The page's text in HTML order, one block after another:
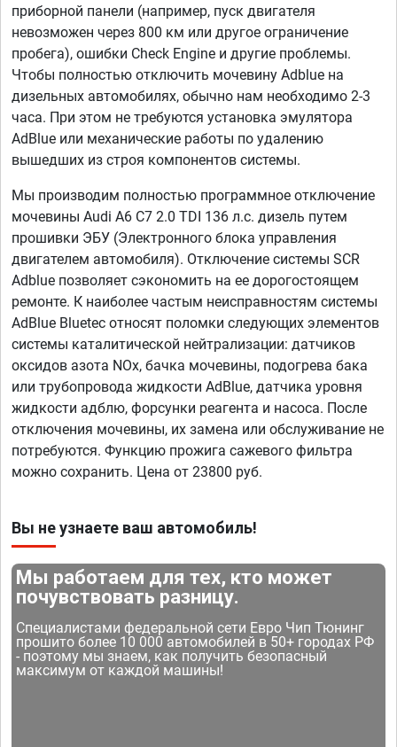
приборной панели (например, пуск двигателя
невозможен через 800 км или другое ограничение
пробега), ошибки Check Engine и другие проблемы.
Чтобы полностью отключить мочевину Adblue на
дизельных автомобилях, обычно нам необходимо 2-3
часа. При этом не требуются установка эмулятора
AdBlue или механические работы по удалению
вышедших из строя компонентов системы.
Мы производим полностью программное отключение
мочевины Audi A6 C7 2.0 TDI 136 л.с. дизель путем
прошивки ЭБУ (Электронного блока управления
двигателем автомобиля). Отключение системы SCR
Adblue позволяет сэкономить на ее дорогостоящем
ремонте. К наиболее частым неисправностям системы
AdBlue Bluetec относят поломки следующих элементов
системы каталитической нейтрализации: датчиков
оксидов азота NOx, бачка мочевины, подогрева бака
или трубопровода жидкости AdBlue, датчика уровня
жидкости адблю, форсунки реагента и насоса. После
отключения мочевины, их замена или обслуживание не
потребуются. Функцию прожига сажевого фильтра
можно сохранить. Цена от 23800 руб.
Вы не узнаете ваш автомобиль!
Мы работаем для тех, кто может
почувствовать разницу.
Специалистами федеральной сети Евро Чип Тюнинг
прошито более 10 000 автомобилей в 50+ городах РФ
- поэтому мы знаем, как получить безопасный
максимум от каждой машины!